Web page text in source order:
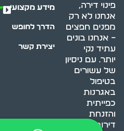
פינוי דירה,
אנחנו לא רק
מפנים חפצים
– אנחנו בונים
עתיד נקי
יותר. עם ניסיון
של עשורים
בטיפול
באגרנות
כפייתית
והזנחת
דירות, אנחנו
מידע מקצועי
הדרך לחופש
יצירת קשר